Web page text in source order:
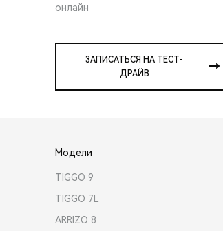
онлайн
ЗАПИСАТЬСЯ НА ТЕСТ-
ДРАЙВ
Модели
TIGGO 9
TIGGO 7L
ARRIZO 8